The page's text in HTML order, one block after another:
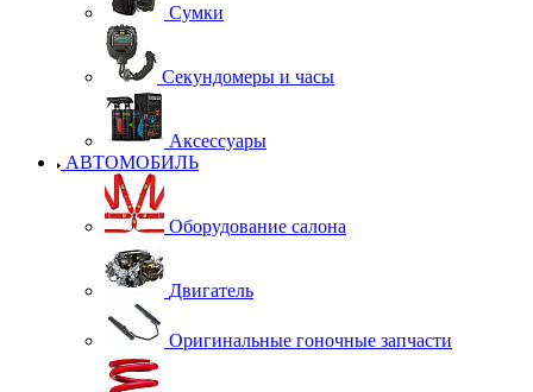
Сумки
Секундомеры и часы
Аксессуары
АВТОМОБИЛЬ
Оборудование салона
Двигатель
Оригинальные гоночные запчасти